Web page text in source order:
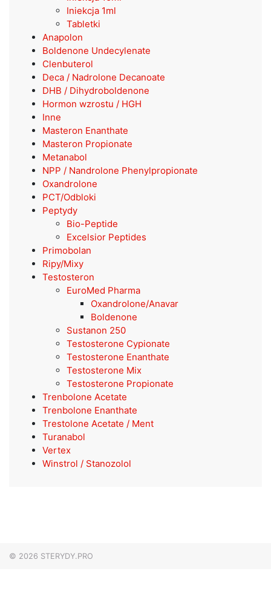
Iniekcja 1ml
Tabletki
Anapolon
Boldenone Undecylenate
Clenbuterol
Deca / Nadrolone Decanoate
DHB / Dihydroboldenone
Hormon wzrostu / HGH
Inne
Masteron Enanthate
Masteron Propionate
Metanabol
NPP / Nandrolone Phenylpropionate
Oxandrolone
PCT/Odbloki
Peptydy
Bio-Peptide
Excelsior Peptides
Primobolan
Ripy/Mixy
Testosteron
EuroMed Pharma
Oxandrolone/Anavar
Boldenone
Sustanon 250
Testosterone Cypionate
Testosterone Enanthate
Testosterone Mix
Testosterone Propionate
Trenbolone Acetate
Trenbolone Enanthate
Trestolone Acetate / Ment
Turanabol
Vertex
Winstrol / Stanozolol
© 2026 STERYDY.PRO